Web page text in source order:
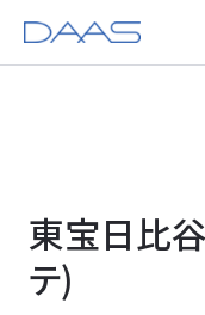
東宝日比
テ)